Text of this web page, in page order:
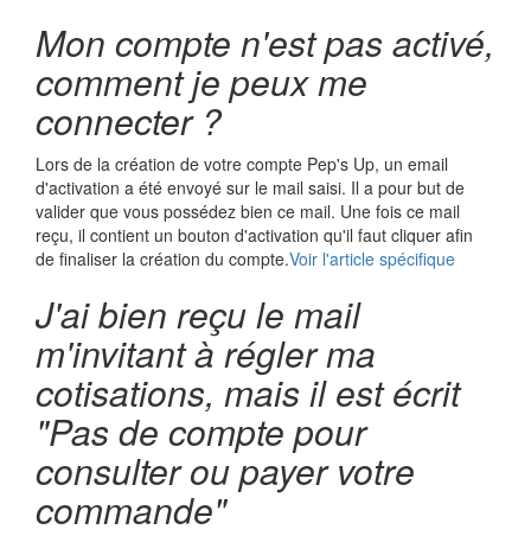
Mon compte n'est pas activé,
comment je peux me
connecter ?
Lors de la création de votre compte Pep's Up, un email
d'activation a été envoyé sur le mail saisi. Il a pour but de
valider que vous possédez bien ce mail. Une fois ce mail
reçu, il contient un bouton d'activation qu'il faut cliquer afin
de finaliser la création du compte.Voir l'article spécifique
J'ai bien reçu le mail
m'invitant à régler ma
cotisations, mais il est écrit
"Pas de compte pour
consulter ou payer votre
commande"